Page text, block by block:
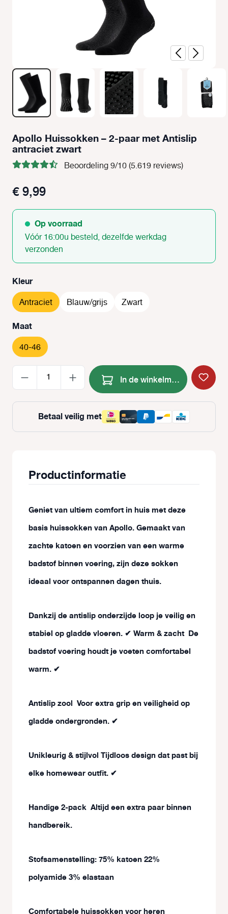
Apollo Huissokken – 2-paar met Antislip
antraciet zwart
Beoordeling 9/10 (5.619 reviews)
€ 9,99
Op voorraad
Vóór 16:00u besteld, dezelfde werkdag
verzonden
Selecteer
Kleur
Antraciet Blauw/grijs Zwart
Selecteer
Maat
40-46
Producthoeveelheid: Voer
In de winkelmand
Betaal veilig met
Productinformatie
Geniet van ultiem comfort in huis met deze
basis huissokken van Apollo. Gemaakt van
zachte katoen en voorzien van een warme
badstof binnen voering, zijn deze sokken
ideaal voor ontspannen dagen thuis.
Dankzij de antislip onderzijde loop je veilig en
stabiel op gladde vloeren. ✔ Warm & zacht De
badstof voering houdt je voeten comfortabel
warm. ✔
Antislip zool Voor extra grip en veiligheid op
gladde ondergronden. ✔
Unikleurig & stijlvol Tijdloos design dat past bij
elke homewear outfit. ✔
Handige 2-pack Altijd een extra paar binnen
handbereik.
Stofsamenstelling: 75% katoen 22%
polyamide 3% elastaan
Comfortabele huissokken voor heren